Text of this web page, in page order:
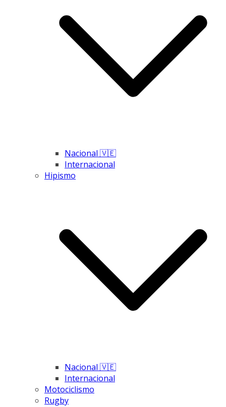
Nacional 🇻🇪
Internacional
Hipismo
Nacional 🇻🇪
Internacional
Motociclismo
Rugby